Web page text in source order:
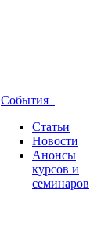
События
Статьи
Новости
Анонсы
курсов и
семинаров